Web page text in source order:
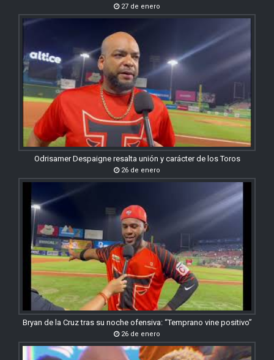
27 de enero
Odrisamer Despaigne resalta unión y carácter de los Toros
26 de enero
Bryan de la Cruz tras su noche ofensiva: “Temprano vine positivo”
26 de enero